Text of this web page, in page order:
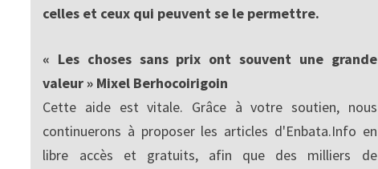
celles et ceux qui peuvent se le permettre.
« Les choses sans prix ont souvent une grande
valeur » Mixel Berhocoirigoin
Cette aide est vitale. Grâce à votre soutien, nous
continuerons à proposer les articles d'Enbata.Info en
libre accès et gratuits, afin que des milliers de